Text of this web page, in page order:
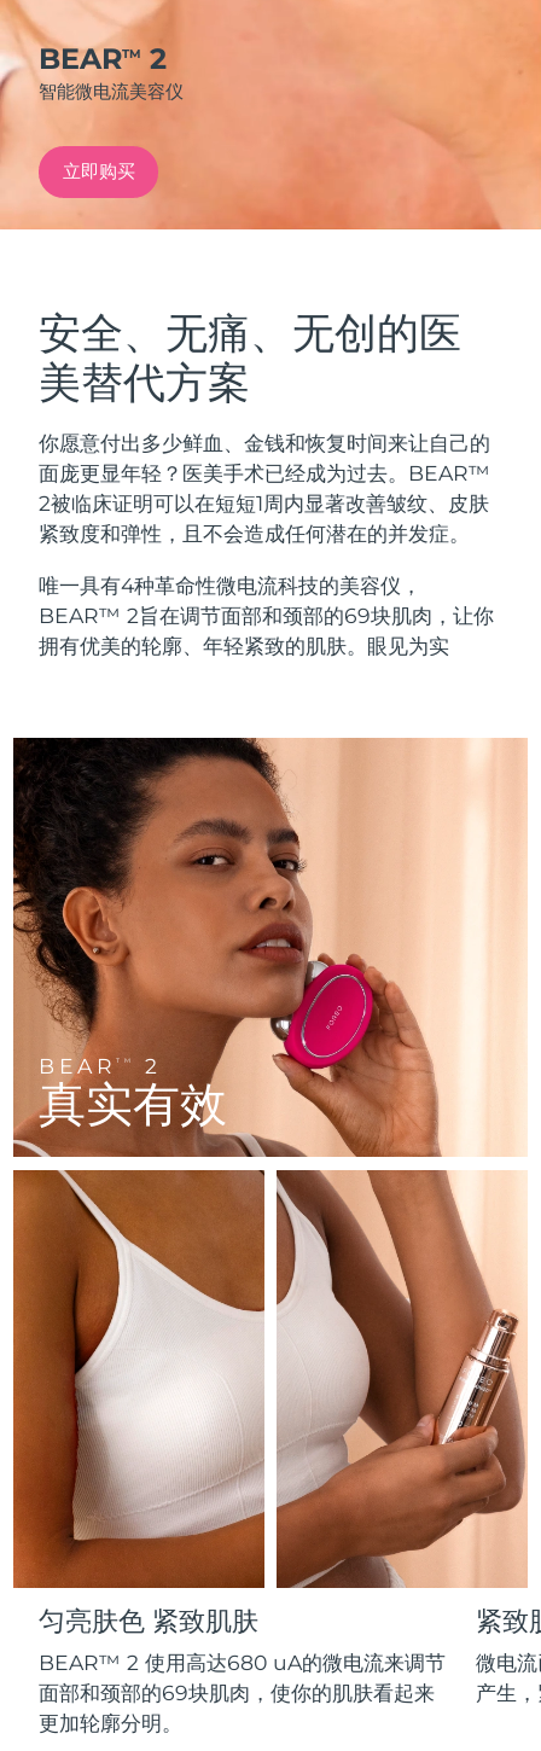
BEARTM 2
智能微电流美容仪
立即购买
安全、无痛、无创的医
美替代方案
你愿意付出多少鲜血、金钱和恢复时间来让自己的
面庞更显年轻？医美手术已经成为过去。BEAR™
2被临床证明可以在短短1周内显著改善皱纹、皮肤
紧致度和弹性，且不会造成任何潜在的并发症。
唯一具有4种革命性微电流科技的美容仪，
BEAR™ 2旨在调节面部和颈部的69块肌肉，让你
拥有优美的轮廓、年轻紧致的肌肤。眼见为实
BEARTM 2
真实有效
匀亮肤色 紧致肌肤
BEAR™ 2 使用高达680 uA的微电流来调节
面部和颈部的69块肌肉，使你的肌肤看起来
更加轮廓分明。
紧致
微电
产生
特别优惠
红光疗法
LUNA™ 4 套装
Anti-aging massage
LUNA™ 4 Plus
Massage, LED heating
For men, anti-aging massage
LUNA™ 4 mini
For young skin, T-zone
LUNA™ 4 go
For travel or gym bag
LUNA™ 护肤
Premium cleansers & balm
LUNA™ 设备
All facial cleansing devices
BEAR™ 2 套装
Microcurrent toning
BEAR™ 2 go
Microcurrent toning on-the-go
Microcurrent line smoothing device
面部提拉护理
Premium anti-aging skincare
BEAR™ 设备
All premium facelift devices
UFO™ 3 套装
Deep facial hydration
Near-infrared and red light therapy
device
UFO™ 3 mini
Red light therapy device for young skin
UFO™ 3 go
Portable red light therapy
面膜
Rejuvenation & hydration
All deep facial hydration devices
issa™ 4
Hybrid silicone sonic toothbrush
issa™ 4 plus
Smart hybrid silicone sonic toothbrush
issa™ 4 smile
Hybrid silicone sonic toothbrush
issa™ 4 baby
For ages 0-3
issa™ Teeth Whitening Set
Dual LED + sonic device & 18% PAP gel
All silicone sonic toothbrushes
FAQ™ 抗老护理
抗老
FAQ™ 101
Clinical anti-aging
FAQ™ 102
Advanced clinical anti-aging
FAQ™ 103
Luxurious clinical anti-aging set
FAQ™ P1 Primer
Manuka honey primer
FAQ™护肤品
All FAQ™ skincare
FAQ™产品
All anti-aging treatments
FAQ™ 201
LED mask
FAQ™ 202
LED mask
FAQ™ 211
Anti-aging neck & décolleté LED mask
FAQ™ 221
Anti-aging LED hand mask
FAQ™护肤品
All FAQ™ skincare
FAQ™产品
All LED treatments
生发
FAQ™ 301
LED hair strengthening scalp massager
FAQ™ Scalp Serum
Scalp recovery probiotic serum
FAQ™护肤品
All FAQ™ skincare
肌肤年轻化
NEW
FAQ™ 501
Full-Spectrum Red Light Therapy
FAQ™ 502
Full-Spectrum Red Light Therapy
FAQ™ Red Light Serum
FAQ™ products
All toning treatments
保健品
NEW
专业治疗
脱毛
PEACH™ 2 Pro Max
Professional IPL hair removal device
PEACH™ 2
IPL hair removal
PEACH™ 2 go
Travel-friendly IPL hair removal
PEACH™ Cooling Prep Gel
Cooling IPL hair removal gel
身体护理
Microcurrent body toning
LUNA™ 4 body
Massaging body brush
SUPERCHARGED™ serum
Firming body serum
痘肌护理
ESPADA™ 2 plus
Recurring acne LED therapy
Acne treatment device
ESPADA™ Blemish Solution
眼部护理
BEAR™ 2 eyes & lips
Microcurrent line smoothing device
Rejuvenating eye massager
眼部护肤
毛孔护理
KIWI™ derma
Diamond microdermabrasion .
护发
LUNA™ 4 hair
2-in-1 LED scalp massager
牙齿美白
NEW
法国
德国
加拿大
奥地利 预计送达日期8/8/26
巴林
比利时 预计送达日期 8/8/26
百慕大 预计送达日期 8/14/26
波斯尼亚和黑塞哥维那 预计送达日期8/11/26
文莱 预计送达日期
保加利亚 预计送达日期8/8/26
智利
中国
哥伦比亚
克罗地亚
塞浦路斯 预计送达日期
捷克 预计送达日期
丹麦 预计送达日期
爱沙尼亚 预计送达日期8/8/26
预计送达日期 8/8/26
预计送达日期 8/8/26
法属波利尼西亚 预计送达日期 8/12/26
预计送达日期8/8/26
直布罗陀 预计送达日期8/12/26
预计送达日期8/8/26
中国香港特别行政区 预计送达日期
匈牙利 8/8/26
冰岛 预计送达日期 8/9/26
印度尼西亚